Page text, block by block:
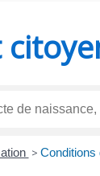
> Conditions